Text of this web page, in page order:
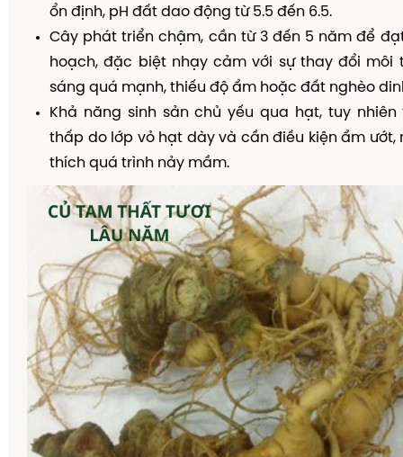
ổn định, pH đất dao động từ 5.5 đến 6.5.
Cây phát triển chậm, cần từ 3 đến 5 năm để
hoạch, đặc biệt nhạy cảm với sự thay đổi môi
sáng quá mạnh, thiếu độ ẩm hoặc đất nghèo
Khả năng sinh sản chủ yếu qua hạt, tuy
thấp do lớp vỏ hạt dày và cần điều kiện ẩm ướt,
thích quá trình nảy mầm.